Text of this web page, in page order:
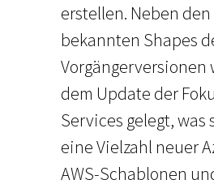
erstellen. Neben
bekannten Shapes
Vorgängerversionen
dem Update der
Services gelegt, was
eine Vielzahl neuer
AWS-Schablonen